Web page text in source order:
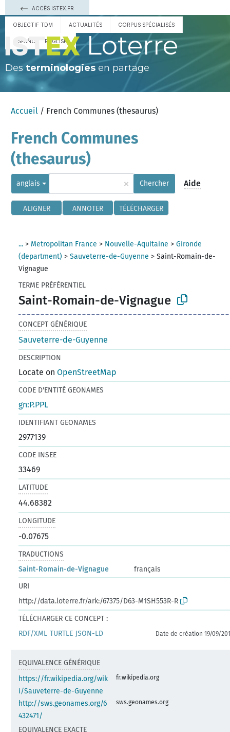
ACCÈS ISTEX.FR
OBJECTIF TDM ACTUALITÉS CORPUS SPÉCIALISÉS
ESPAÑOL ENGLISH Loterre
Des terminologies en partage
Accueil / French Communes (thesaurus)
French Communes
(thesaurus)
anglais × Chercher Aide
ALIGNER ANNOTER TÉLÉCHARGER
... > Metropolitan France > Nouvelle-Aquitaine >Gironde
(department) >Sauveterre-de-Guyenne >Saint-Romain-de-
Vignague
TERME PRÉFÉRENTIEL
Saint-Romain-de-Vignague
CONCEPT GÉNÉRIQUE
Sauveterre-de-Guyenne
DESCRIPTION
Locate onOpenStreetMap
CODE D'ENTITÉ GEONAMES
gn:P.PPL
IDENTIFIANT GEONAMES
2977139
CODE INSEE
33469
LATITUDE
44.68382
LONGITUDE
-0.07675
TRADUCTIONS
Saint-Romain-de-Vignague
français
URI
http://data.loterre.fr/ark:/67375/D63-M1SH553R-R
TÉLÉCHARGER CE CONCEPT :
RDF/XML TURTLE JSON-LD Date de création 19/09/
EQUIVALENCE GÉNÉRIQUE
https://fr.wikipedia.org/wik
i/Sauveterre-de-Guyenne
fr.wikipedia.org
http://sws.geonames.org/6
432471/
sws.geonames.org
EQUIVALENCE EXACTE